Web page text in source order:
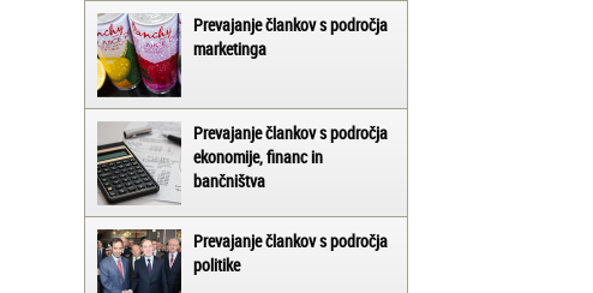
Prevajanje člankov s področja
marketinga
Prevajanje člankov s področja
ekonomije, financ in
bančništva
Prevajanje člankov s področja
politike